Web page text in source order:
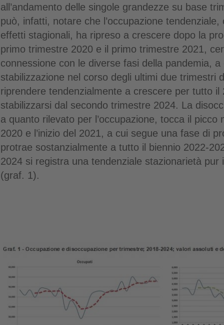
all’andamento delle singole grandezze su base
può, infatti, notare che l’occupazione
effetti stagionali, ha ripreso a crescere dopo la
primo trimestre 2020 e il primo trimestre 2021,
connessione con le diverse fasi della pandemia,
stabilizzazione nel corso degli ultimi due trimestri
riprendere tendenzialmente a crescere per tutto il
stabilizzarsi dal secondo trimestre 2024. La
a quanto rilevato per l’occupazione, tocca il picco
2020 e l’inizio del 2021, a cui segue una fase di
protrae sostanzialmente a tutto il biennio 2022-
2024 si registra una tendenziale stazionarietà pur
(graf. 1).